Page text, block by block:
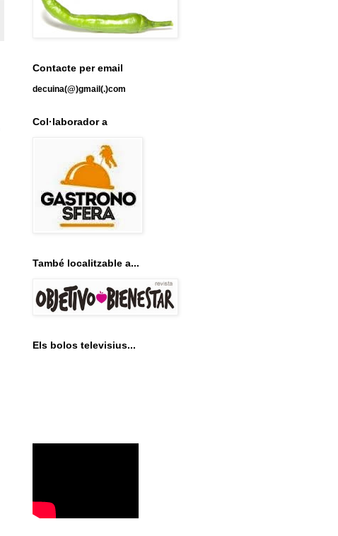
Contacte per email
decuina(@)gmail(.)com
Col·laborador a
També localitzable a...
Els bolos televisius...